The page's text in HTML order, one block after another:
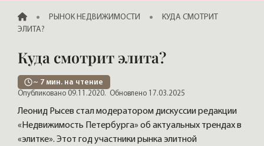
ГЛАВНАЯРЫНОК НЕДВИЖИМОСТИ
КУДА СМОТРИТ
ЭЛИТА?
Куда смотрит элита?
~ 7 мин. на чтение
Опубликовано 09.11.2020. Обновлено 17.03.2025
Леонид Рысев стал модератором дискуссии редакции
«Недвижимость Петербурга» об актуальных трендах в
«элитке». Этот год участники рынка элитной